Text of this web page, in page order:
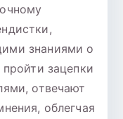
знаниями о
зацепки
отвечают
облегчая